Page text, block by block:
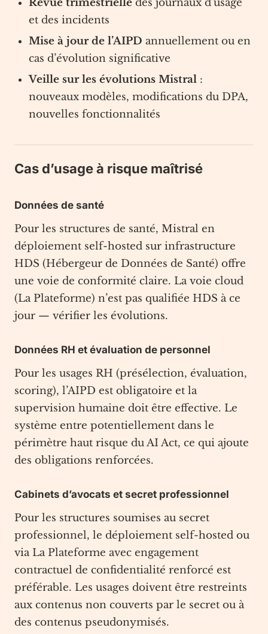
Revue trimestrielle des journaux d’usage
et des incidents
Mise à jour de l’AIPD annuellement ou en
cas d’évolution significative
Veille sur les évolutions Mistral :
nouveaux modèles, modifications du DPA,
nouvelles fonctionnalités
Cas d’usage à risque maîtrisé
Données de santé
Pour les structures de santé, Mistral en
déploiement self-hosted sur infrastructure
HDS (Hébergeur de Données de Santé) offre
une voie de conformité claire. La voie cloud
(La Plateforme) n’est pas qualifiée HDS à ce
jour — vérifier les évolutions.
Données RH et évaluation de personnel
Pour les usages RH (présélection, évaluation,
scoring), l’AIPD est obligatoire et la
supervision humaine doit être effective. Le
système entre potentiellement dans le
périmètre haut risque du AI Act, ce qui ajoute
des obligations renforcées.
Cabinets d’avocats et secret professionnel
Pour les structures soumises au secret
professionnel, le déploiement self-hosted ou
via La Plateforme avec engagement
contractuel de confidentialité renforcé est
préférable. Les usages doivent être restreints
aux contenus non couverts par le secret ou à
des contenus pseudonymisés.